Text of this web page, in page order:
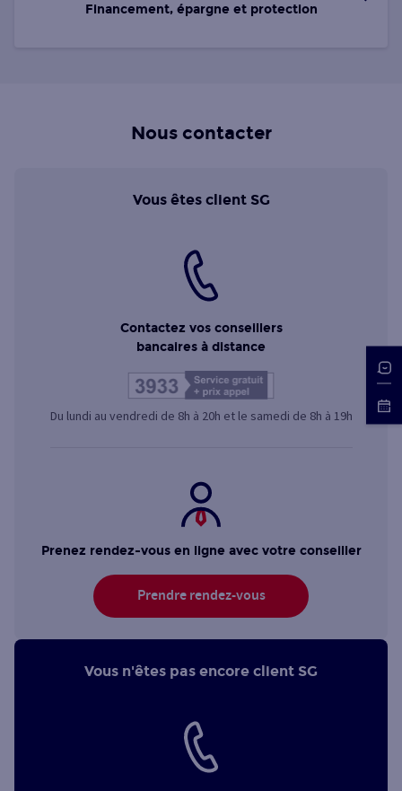
Financement, épargne et protection
Nous contacter
Vous êtes client SG
Contactez vos conseillers
bancaires à distance
Du lundi au vendredi de 8h à 20h et le samedi de 8h à 19h
Prenez rendez-vous en ligne avec votre conseiller
Prendre rendez-vous
Vous n'êtes pas encore client SG